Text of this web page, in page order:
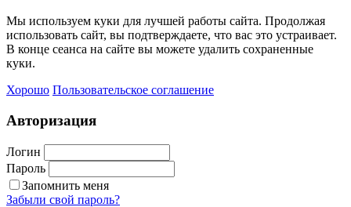
Мы используем куки для лучшей работы сайта. Продолжая
использовать сайт, вы подтверждаете, что вас это устраивает.
В конце сеанса на сайте вы можете удалить сохраненные
куки.
Хорошо Пользовательское соглашение
Авторизация
Логин
Пароль
Запомнить меня
Забыли свой пароль?